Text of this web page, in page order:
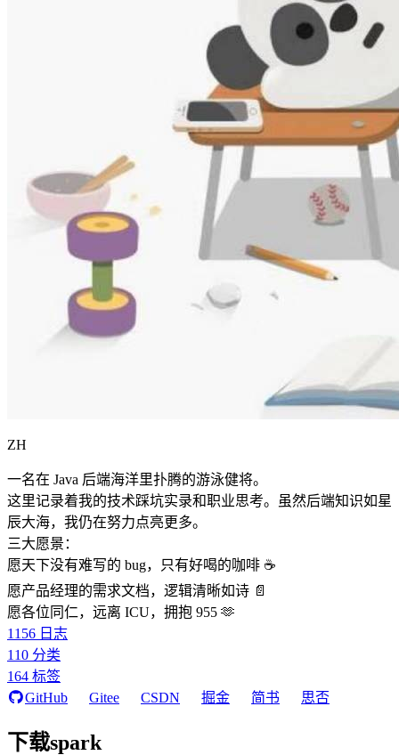
ZH
一名在 Java 后端海洋里扑腾的游泳健将。
这里记录着我的技术踩坑实录和职业思考。虽然后端知识如星
辰大海，我仍在努力点亮更多。
三大愿景：
愿天下没有难写的 bug，只有好喝的咖啡 ☕️
愿产品经理的需求文档，逻辑清晰如诗 📄
愿各位同仁，远离 ICU，拥抱 955 🫶
1156 日志
110 分类
164 标签
GitHub
Gitee CSDN 掘金 简书 思否
下载spark